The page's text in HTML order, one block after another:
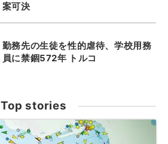
案可決
勤務先の生徒を性的虐待、学校用務
員に禁錮572年 トルコ
Top stories